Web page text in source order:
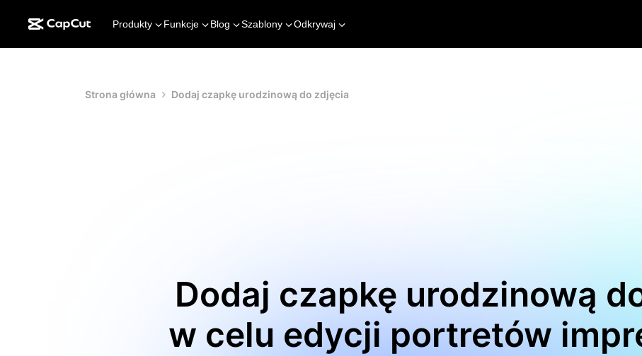
Produkty Funkcje Blog Szablony Odkrywaj
Strona główna Dodaj czapkę urodzinową do zdjęcia
Dodaj czapkę urodzinową
w celu edycji portretów